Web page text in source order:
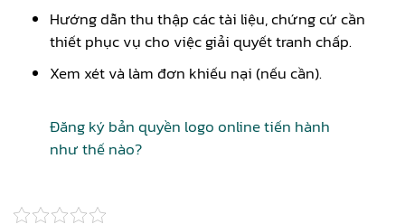
Hướng dẫn thu thập các tài liệu, chứng cứ cần
thiết phục vụ cho việc giải quyết tranh chấp.
Xem xét và làm đơn khiếu nại (nếu cần).
Đăng ký bản quyền logo online tiến hành
như thế nào?